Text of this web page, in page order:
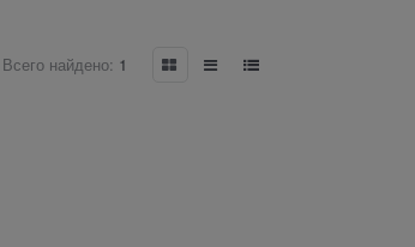
Всего найдено: 1